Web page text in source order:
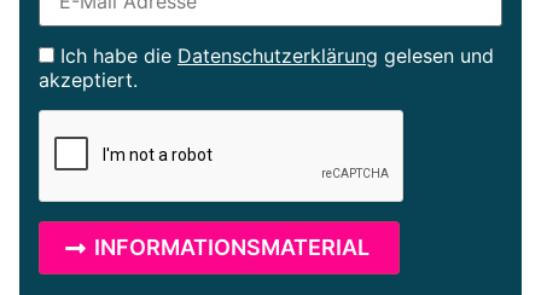
Ich habe die Datenschutzerklärung gelesen und
akzeptiert.